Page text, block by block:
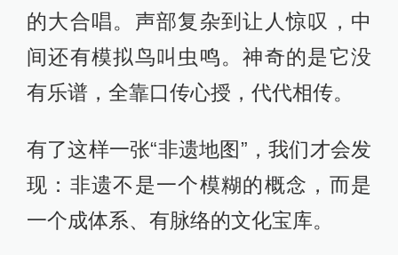
匠人把1600℃的铁水泼向城墙，瞬间
火花漫天，比烟花还炸裂！这可不是
闹着玩的，表演者得全副武装，每泼
而大西北呢，充满了丝路上的豪迈和
神秘！